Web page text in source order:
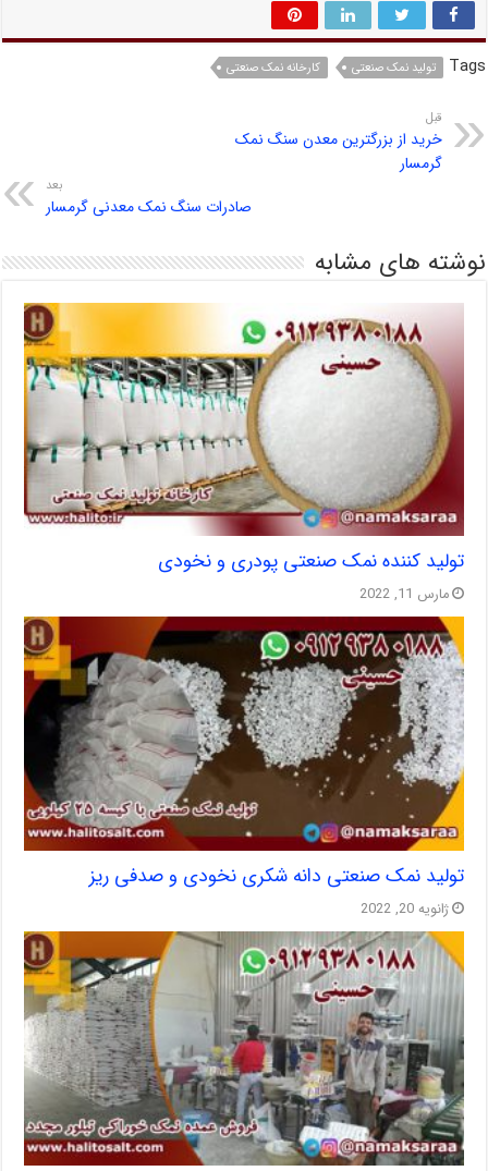
Tags تولید نمک صنعتی کارخانه نمک صنعتی
قبل
خرید از بزرگترین معدن سنگ نمک
گرمسار
بعد
صادرات سنگ نمک معدنی گرمسار
نوشته های مشابه
تولید کننده نمک صنعتی پودری و نخودی
مارس 11, 2022
تولید نمک صنعتی دانه شکری نخودی و صدفی ریز
ژانویه 20, 2022